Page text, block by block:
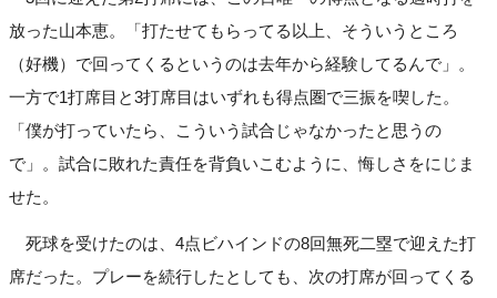
放った山本恵。「打たせてもらってる以上、そういうところ
（好機）で回ってくるというのは去年から経験してるんで」。
一方で1打席目と3打席目はいずれも得点圏で三振を喫した。
「僕が打っていたら、こういう試合じゃなかったと思うの
で」。試合に敗れた責任を背負いこむように、悔しさをにじま
せた。
死球を受けたのは、4点ビハインドの8回無死二塁で迎えた打
席だった。プレーを続行したとしても、次の打席が回ってくる